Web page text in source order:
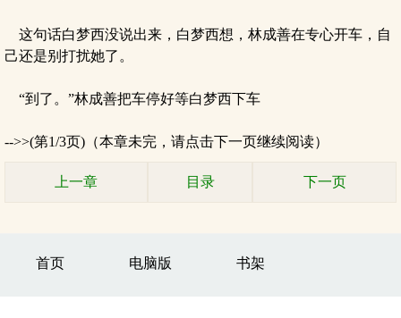
这句话白梦西没说出来，白梦西想，林成善在专心开车，自
己还是别打扰她了。
“到了。”林成善把车停好等白梦西下车
-->>(第1/3页)（本章未完，请点击下一页继续阅读）
上一章 目录 下一页
首页 电脑版 书架